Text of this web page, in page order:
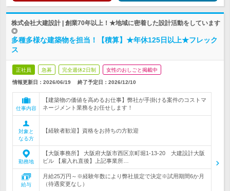
株式会社大建設計 | 創業70年以上！★地域に密着した設計活動をしています
◎
多種多様な建築物を担当！【積算】★年休125日以上★フレック
ス
正社員 急募 完全週休2日制 女性のおしごと掲載中
情報更新日：2026/06/19 終了予定日： 2026/12/10
仕事内容
【建築物の価値を高めるお仕事】弊社が手掛ける案件のコストマ
ネージメント業務をお任せします！
対象と
なる方
【経験者歓迎】資格をお持ちの方歓迎
勤務地
【大阪事務所】 大阪府大阪市西区京町堀1-13-20 大建設計大阪
ビル 【雇入れ直後】上記事業所…
給与
月給25万円～※経験年数により弊社規定で決定※試用期間6か月
（待遇変更なし）